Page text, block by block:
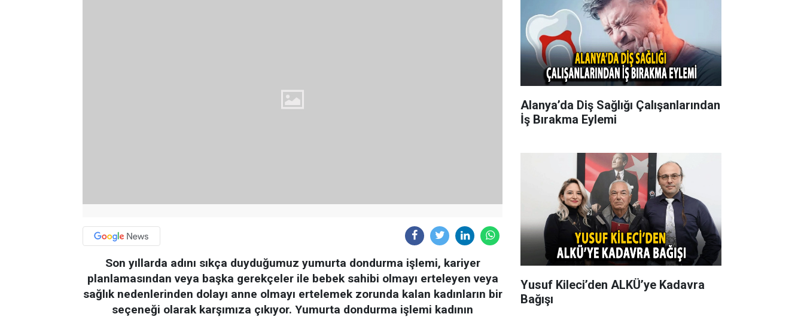
Son yıllarda adını sıkça duyduğumuz yumurta dondurma işlemi, kariyer
planlamasından veya başka gerekçeler ile bebek sahibi olmayı erteleyen veya
sağlık nedenlerinden dolayı anne olmayı ertelemek zorunda kalan kadınların bir
seçeneği olarak karşımıza çıkıyor. Yumurta dondurma işlemi kadının
Alanya’da Diş Sağlığı Çalışanlarından
İş Bırakma Eylemi
Yusuf Kileci’den ALKÜ’ye Kadavra
Bağışı